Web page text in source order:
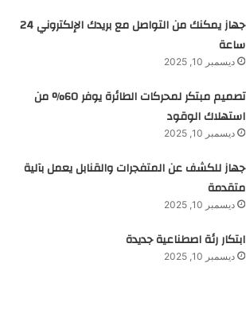
جهاز يمكنك من التواصل مع بريدك الإلكتروني 24
ساعة
ديسمبر 10, 2025
تصميم مبتكر لمحركات الطائرة يوفر 60% من
استهلاك الوقود
ديسمبر 10, 2025
جهاز للكشف عن المتفجرات والقنابل يعمل بآلية
متقدمة
ديسمبر 10, 2025
ابتكار رئة اصطناعية جديدة
ديسمبر 10, 2025